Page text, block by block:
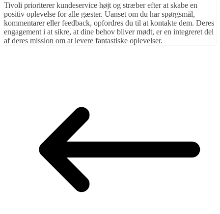
Tivoli prioriterer kundeservice højt og stræber efter at skabe en
positiv oplevelse for alle gæster. Uanset om du har spørgsmål,
kommentarer eller feedback, opfordres du til at kontakte dem. Deres
engagement i at sikre, at dine behov bliver mødt, er en integreret del
af deres mission om at levere fantastiske oplevelser.